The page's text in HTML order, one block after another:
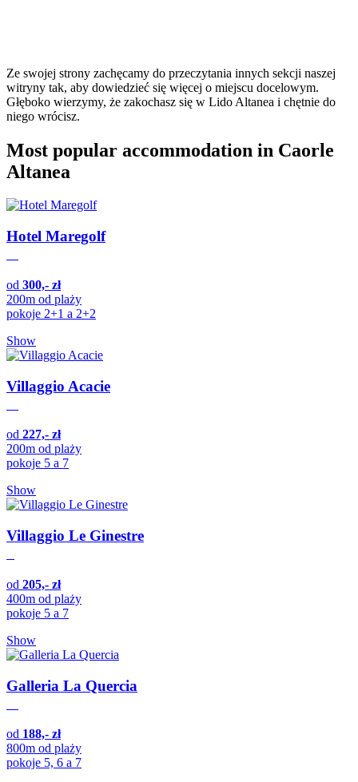
Ze swojej strony zachęcamy do przeczytania innych sekcji naszej
witryny tak, aby dowiedzieć się więcej o miejscu docelowym.
Głęboko wierzymy, że zakochasz się w Lido Altanea i chętnie do
niego wrócisz.
Most popular accommodation in Caorle
Altanea
Hotel Maregolf
od 300,- zł
200m od plaży
pokoje 2+1 a 2+2
Show
Villaggio Acacie
od 227,- zł
200m od plaży
pokoje 5 a 7
Show
Villaggio Le Ginestre
od 205,- zł
400m od plaży
pokoje 5 a 7
Show
Galleria La Quercia
od 188,- zł
800m od plaży
pokoje 5, 6 a 7